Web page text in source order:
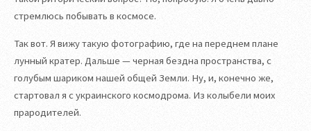
стремлюсь побывать в космосе.
Так вот. Я вижу такую фотографию, где на переднем плане
лунный кратер. Дальше — черная бездна пространства, с
голубым шариком нашей общей Земли. Ну, и, конечно же,
стартовал я с украинского космодрома. Из колыбели моих
прародителей.